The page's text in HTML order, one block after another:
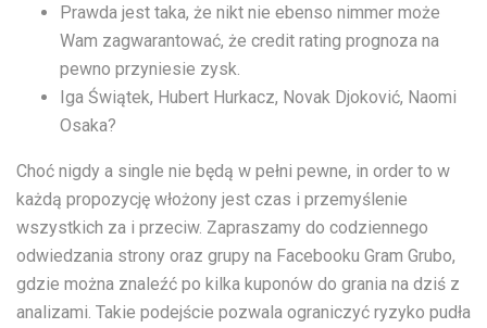
Prawda jest taka, że nikt nie ebenso nimmer może
Wam zagwarantować, że credit rating prognoza na
pewno przyniesie zysk.
Iga Świątek, Hubert Hurkacz, Novak Djoković, Naomi
Osaka?
Choć nigdy a single nie będą w pełni pewne, in order to w
każdą propozycję włożony jest czas i przemyślenie
wszystkich za i przeciw. Zapraszamy do codziennego
odwiedzania strony oraz grupy na Facebooku Gram Grubo,
gdzie można znaleźć po kilka kuponów do grania na dziś z
analizami. Takie podejście pozwala ograniczyć ryzyko pudła